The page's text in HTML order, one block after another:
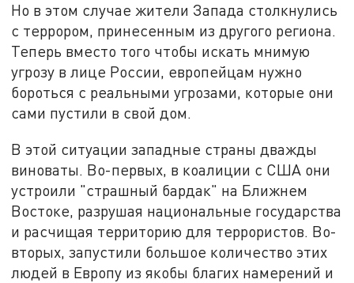
Но в этом случае жители Запада столкнулись
с террором, принесенным из другого региона.
Теперь вместо того чтобы искать мнимую
угрозу в лице России, европейцам нужно
бороться с реальными угрозами, которые они
сами пустили в свой дом.
В этой ситуации западные страны дважды
виноваты. Во-первых, в коалиции с США они
устроили "страшный бардак" на Ближнем
Востоке, разрушая национальные государства
и расчищая территорию для террористов. Во-
вторых, запустили большое количество этих
людей в Европу из якобы благих намерений и